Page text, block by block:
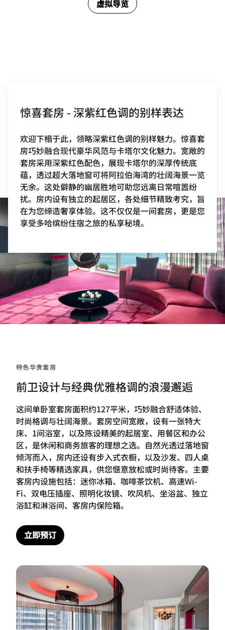
虚拟导览
惊喜套房 - 深紫红色调的别样表达
欢迎下榻于此，领略深紫红色调的别样魅力。惊喜套
房巧妙融合现代豪华风范与卡塔尔文化魅力。宽敞的
套房采用深紫红色配色，展现卡塔尔的深厚传统底
蕴，透过超大落地窗可将阿拉伯海湾的壮阔海景一览
无余。这处僻静的幽居胜地可助您远离日常喧嚣纷
扰。房内设有独立的起居区，各处细节精致考究，旨
在为您缔造奢享体验。这不仅仅是一间套房，更是您
享受多哈缤纷住宿之旅的私享秘境。
特色华贵套房
前卫设计与经典优雅格调的浪漫邂逅
这间单卧室套房面积约127平米，巧妙融合舒适体验、
时尚格调与壮阔海景。套房空间宽敞，设有一张特大
床、1间浴室，以及陈设精美的起居室、用餐区和办公
区，是休闲和商务旅客的理想之选。自然光透过落地窗
倾泻而入，房内还设有步入式衣橱，以及沙发、四人桌
和扶手椅等精选家具，供您惬意放松或时尚待客。主要
客房内设施包括：迷你冰箱、咖啡茶饮机、高速Wi-
Fi、双电压插座、照明化妆镜、吹风机、坐浴盆、独立
浴缸和淋浴间、客房内保险箱。
立即预订